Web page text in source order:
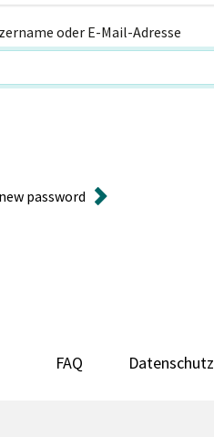
oder E-Mail-Adresse
password
FAQ Datenschutz